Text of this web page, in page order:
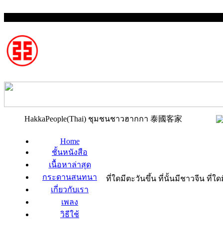
HakkaPeople(Thai) ชุมชนชาวฮากกา 泰國客家
Home
ชั้นหนังสือ
เนื้อหาล่าสุด
กระดานสนทนา
เกี่ยวกับเรา
เพลง
วิธีใช้
ที่ใดมีตะวันขึ้น ที่นั้นมีชาวจีน ที่ใดมี